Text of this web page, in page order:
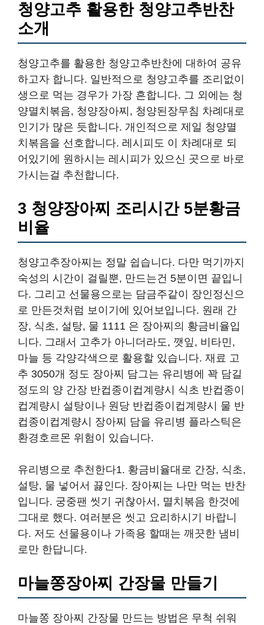
청양고추 활용한 청양고추반찬
소개
청양고추를 활용한 청양고추반찬에 대하여 공유
하고자 합니다. 일반적으로 청양고추를 조리없이
생으로 먹는 경우가 가장 흔합니다. 그 외에는 청
양멸치볶음, 청양장아찌, 청양된장무침 차례대로
인기가 많은 듯합니다. 개인적으로 제일 청양멸
치볶음을 선호합니다. 레시피도 이 차례대로 되
어있기에 원하시는 레시피가 있으신 곳으로 바로
가시는걸 추천합니다.
3 청양장아찌 조리시간 5분황금
비율
청양고추장아찌는 정말 쉽습니다. 다만 먹기까지
숙성의 시간이 걸릴뿐, 만드는건 5분이면 끝입니
다. 그리고 선물용으로는 담금주같이 장인정신으
로 만든것처럼 보이기에 있어보입니다. 원래 간
장, 식초, 설탕, 물 1111 은 장아찌의 황금비율입
니다. 그래서 고추가 아니더라도, 깻잎, 비타민,
마늘 등 각양각색으로 활용할 있습니다. 재료 고
추 3050개 정도 장아찌 담그는 유리병에 꽉 담길
정도의 양 간장 반컵종이컵계량시 식초 반컵종이
컵계량시 설탕이나 원당 반컵종이컵계량시 물 반
컵종이컵계량시 장아찌 담을 유리병 플라스틱은
환경호르몬 위험이 있습니다.
유리병으로 추천한다1. 황금비율대로 간장, 식초,
설탕, 물 넣어서 끓인다. 장아찌는 나만 먹는 반찬
입니다. 궁중팬 씻기 귀찮아서, 멸치볶음 한것에
그대로 했다. 여러분은 씻고 요리하시기 바랍니
다. 저도 선물용이나 가족용 할때는 깨끗한 냄비
로만 한답니다.
마늘쫑장아찌 간장물 만들기
마늘쫑 장아찌 간장물 만드는 방법은 무척 쉬워